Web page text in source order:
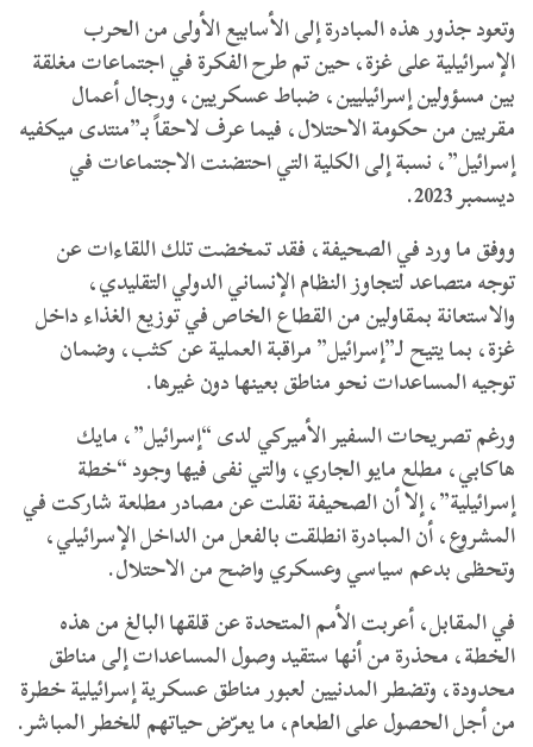
وتعود جذور هذه المبادرة إلى الأسابيع الأولى من الحرب
الإسرائيلية على غزة، حين تم طرح الفكرة في اجتماعات مغلقة
بين مسؤولين إسرائيليين، ضباط عسكريين، ورجال أعمال
مقربين من حكومة الاحتلال، فيما عرف لاحقاً بـ”منتدى ميكفيه
إسرائيل”، نسبة إلى الكلية التي احتضنت الاجتماعات في
ديسمبر 2023.
ووفق ما ورد في الصحيفة، فقد تمخضت تلك اللقاءات عن
توجه متصاعد لتجاوز النظام الإنساني الدولي التقليدي،
والاستعانة بمقاولين من القطاع الخاص في توزيع الغذاء داخل
غزة، بما يتيح لـ”إسرائيل” مراقبة العملية عن كثب، وضمان
توجيه المساعدات نحو مناطق بعينها دون غيرها.
ورغم تصريحات السفير الأميركي لدى “إسرائيل”، مايك
هاكابي، مطلع مايو الجاري، والتي نفى فيها وجود “خطة
إسرائيلية”، إلا أن الصحيفة نقلت عن مصادر مطلعة شاركت في
المشروع، أن المبادرة انطلقت بالفعل من الداخل الإسرائيلي،
وتحظى بدعم سياسي وعسكري واضح من الاحتلال.
في المقابل، أعربت الأمم المتحدة عن قلقها البالغ من هذه
الخطة، محذرة من أنها ستقيد وصول المساعدات إلى مناطق
محدودة، وتضطر المدنيين لعبور مناطق عسكرية إسرائيلية خطرة
من أجل الحصول على الطعام، ما يعرّض حياتهم للخطر المباشر.